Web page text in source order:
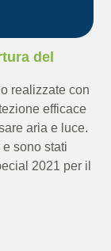
del
realizzate con
efficace
aria e luce.
sono stati
2021 per il